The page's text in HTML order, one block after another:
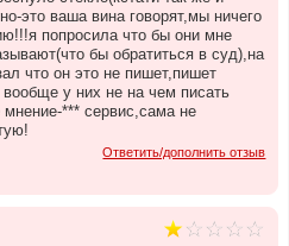
это ваша вина говорят,мы ничего
попросила что бы они мне
бы обратиться в суд),на
что он это не пишет,пишет
вообще у них не на чем писать
*** сервис,сама не
Ответить/дополнить отзыв